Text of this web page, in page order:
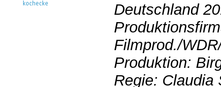
Deutschland
Filmprod./
Produktion:
Regie: Claudia